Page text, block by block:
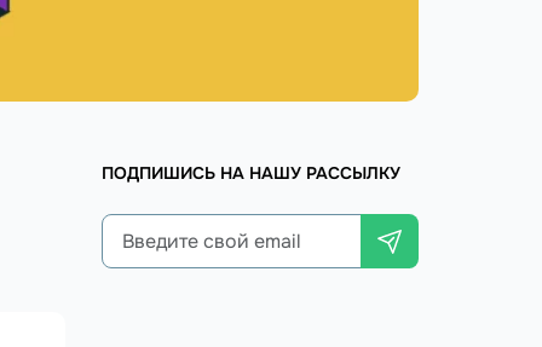
ПОДПИШИСЬ НА НАШУ РАССЫЛКУ